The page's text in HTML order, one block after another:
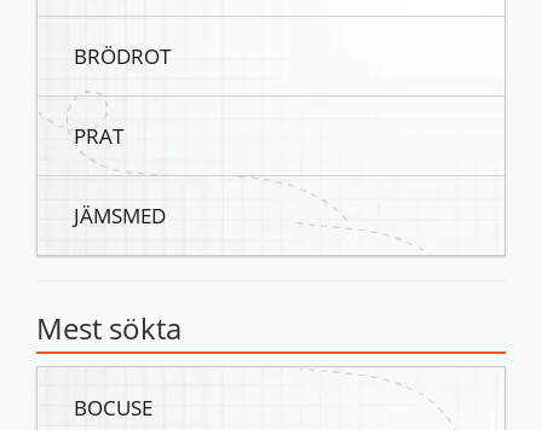
BRÖDROT
PRAT
JÄMSMED
Mest sökta
BOCUSE